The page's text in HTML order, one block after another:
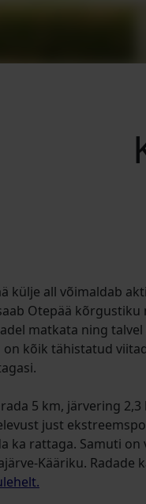
külje all võimaldab
Otepää
matkata ning talvel
kõik tähistatud
5 km, järvering 2,3
just
ka rattaga. Samuti
Kääriku. Radade